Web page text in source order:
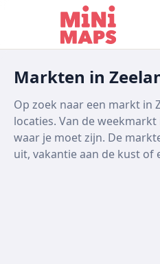
Ga naar inhoud
Markten in
Op zoek naar een markt in
locaties. Van de
waar je moet zijn. De
uit, vakantie aan de kust of